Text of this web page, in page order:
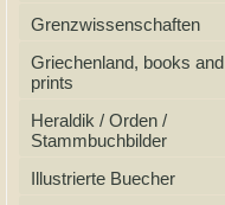
Grenzwissenschaften
Griechenland, books and
prints
Heraldik / Orden /
Stammbuchbilder
Illustrierte Buecher